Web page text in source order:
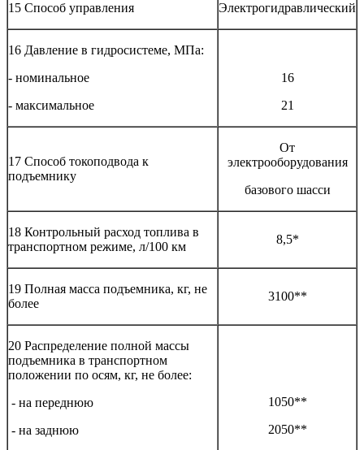
15 Способ управления Электрогидравлический
16 Давление в гидросистеме, МПа:
- номинальное
- максимальное
16
21
17 Способ токоподвода к
подъемнику
От
электрооборудования
базового шасси
18 Контрольный расход топлива в
транспортном режиме, л/100 км
8,5*
19 Полная масса подъемника, кг, не
более
3100**
20 Распределение полной массы
подъемника в транспортном
положении по осям, кг, не более:
- на переднюю
- на заднюю
1050**
2050**